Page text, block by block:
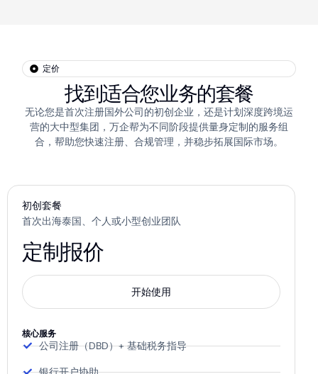
定价
找到适合您业务的套餐
无论您是首次注册国外公司的初创企业，还是计划深度跨境运
营的大中型集团，万企帮为不同阶段提供量身定制的服务组
合，帮助您快速注册、合规管理，并稳步拓展国际市场。
初创套餐
首次出海泰国、个人或小型创业团队
定制报价
开始使用
核心服务
公司注册（DBD）+ 基础税务指导